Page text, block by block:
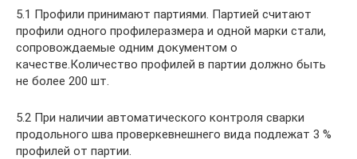
5.1 Профили принимают партиями. Партией считают
профили одного профилеразмера и одной марки стали,
сопровождаемые одним документом о
качестве.Количество профилей в партии должно быть
не более 200 шт.
5.2 При наличии автоматического контроля сварки
продольного шва проверкевнешнего вида подлежат 3 %
профилей от партии.